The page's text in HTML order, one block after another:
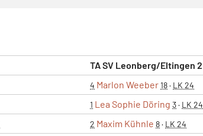
TA SV Leonberg/Eltingen 2
4 Marlon Weeber18· LK 24
1 Lea Sophie Döring 3· LK 24
2 Maxim Kühnle 8· LK 24